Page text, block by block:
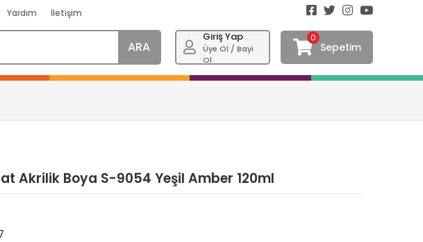
Yardım İletişim
ARA
Giriş Yap
Üye Ol / Bayi
Ol
0
Sepetim
Akrilik Boya S-9054 Yeşil Amber 120ml